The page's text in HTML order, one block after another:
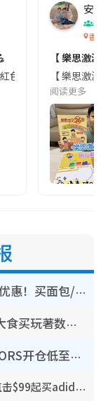
色!只需 $3999!💖 佢
安妮
著
香港
【 樂思激
【 樂思激
阅读更多
长者优惠｜OK便利店推乐悠咭优惠！买面包/牛奶/保健品拍卡即减
【8月生日优惠2026】全港85大食买玩著数攻略 自助餐/火锅放题同行免费＋诚品/DONKI送现金券
开仓优惠｜铜锣湾MICHAEL KORS开仓低至17折！直击$500起买手袋/钱包/鞋款 必买经典Jet Set系列
开仓优惠｜马拉松开仓低至3折！直击$99起买adidas／New Balance／Puma鞋款 STANLEY保温杯劈价至$119起